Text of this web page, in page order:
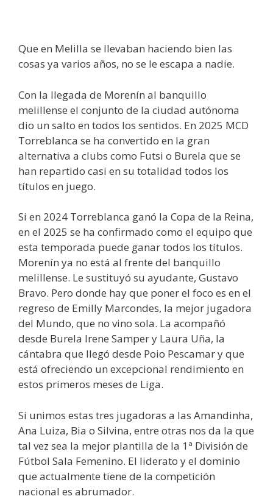
Que en Melilla se llevaban haciendo bien las
cosas ya varios años, no se le escapa a nadie.
Con la llegada de Morenín al banquillo
melillense el conjunto de la ciudad autónoma
dio un salto en todos los sentidos. En 2025 MCD
Torreblanca se ha convertido en la gran
alternativa a clubs como Futsi o Burela que se
han repartido casi en su totalidad todos los
títulos en juego.
Si en 2024 Torreblanca ganó la Copa de la Reina,
en el 2025 se ha confirmado como el equipo que
esta temporada puede ganar todos los títulos.
Morenín ya no está al frente del banquillo
melillense. Le sustituyó su ayudante, Gustavo
Bravo. Pero donde hay que poner el foco es en el
regreso de Emilly Marcondes, la mejor jugadora
del Mundo, que no vino sola. La acompañó
desde Burela Irene Samper y Laura Uña, la
cántabra que llegó desde Poio Pescamar y que
está ofreciendo un excepcional rendimiento en
estos primeros meses de Liga.
Si unimos estas tres jugadoras a las Amandinha,
Ana Luiza, Bia o Silvina, entre otras nos da la que
tal vez sea la mejor plantilla de la 1ª División de
Fútbol Sala Femenino. El liderato y el dominio
que actualmente tiene de la competición
nacional es abrumador.